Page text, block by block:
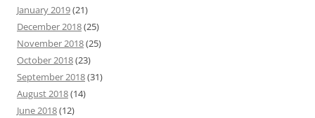
January 2019(21)
December 2018(25)
November 2018(25)
October 2018(23)
September 2018(31)
August 2018(14)
June 2018(12)